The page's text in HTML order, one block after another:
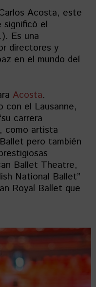
Acosta, este
significó el
Es una
directores y
en el mundo del
Acosta.
con el Lausanne,
carrera
como artista
pero también
Ballet Theatre,
National Ballet”
Royal Ballet que